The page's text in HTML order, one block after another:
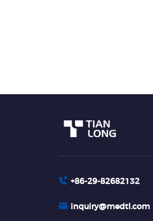
+86-29-82682132
inquiry@medtl.com